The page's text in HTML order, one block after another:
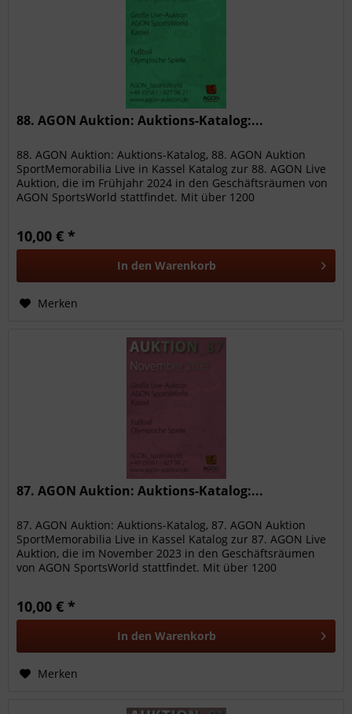
88. AGON Auktion: Auktions-Katalog:...
88. AGON Auktion: Auktions-Katalog, 88. AGON Auktion
SportMemorabilia Live in Kassel Katalog zur 88. AGON Live
Auktion, die im Frühjahr 2024 in den Geschäftsräumen von
AGON SportsWorld stattfindet. Mit über 1200
10,00 € *
In den Warenkorb
Merken
87. AGON Auktion: Auktions-Katalog:...
87. AGON Auktion: Auktions-Katalog, 87. AGON Auktion
SportMemorabilia Live in Kassel Katalog zur 87. AGON Live
Auktion, die im November 2023 in den Geschäftsräumen
von AGON SportsWorld stattfindet. Mit über 1200
10,00 € *
In den Warenkorb
Merken